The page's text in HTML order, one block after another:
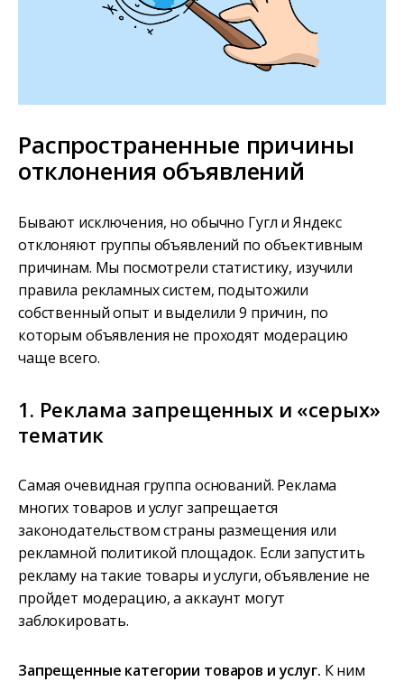
Распространенные причины
отклонения объявлений
Бывают исключения, но обычно Гугл и Яндекс
отклоняют группы объявлений по объективным
причинам. Мы посмотрели статистику, изучили
правила рекламных систем, подытожили
собственный опыт и выделили 9 причин, по
которым объявления не проходят модерацию
чаще всего.
1. Реклама запрещенных и «серых»
тематик
Самая очевидная группа оснований. Реклама
многих товаров и услуг запрещается
законодательством страны размещения или
рекламной политикой площадок. Если запустить
рекламу на такие товары и услуги, объявление не
пройдет модерацию, а аккаунт могут
заблокировать.
Запрещенные категории товаров и услуг. К ним